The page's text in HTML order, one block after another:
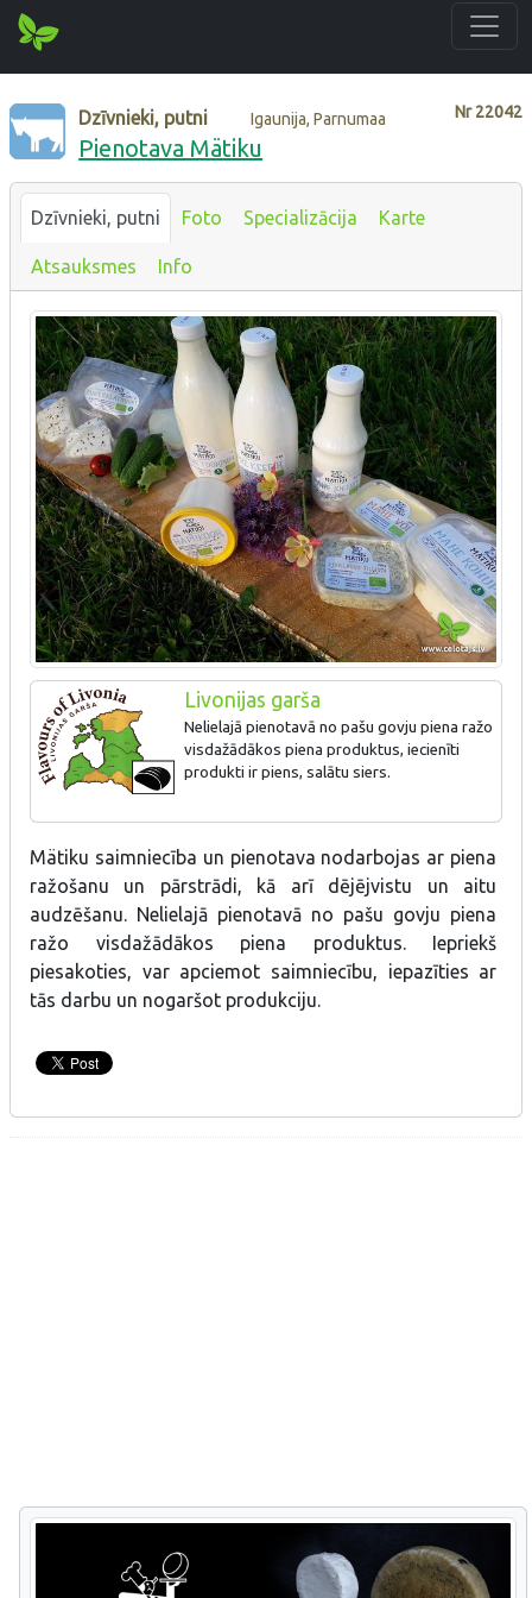
Nr22042
Dzīvnieki, putni Igaunija, Parnumaa
Pienotava Mätiku
Dzīvnieki, putni Foto Specializācija Karte
Atsauksmes Info
Livonijas garša
Nelielajā pienotavā no pašu govju piena ražo
visdažādākos piena produktus, iecienīti
produkti ir piens, salātu siers.
Mätiku saimniecība un pienotava nodarbojas ar piena
ražošanu un pārstrādi, kā arī dējējvistu un aitu
audzēšanu. Nelielajā pienotavā no pašu govju piena
ražo visdažādākos piena produktus. Iepriekš
piesakoties, var apciemot saimniecību, iepazīties ar
tās darbu un nogaršot produkciju.